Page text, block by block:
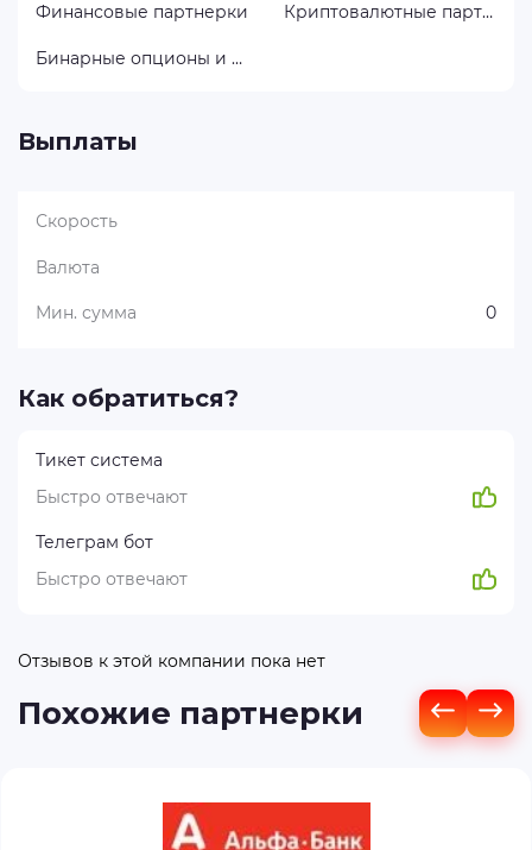
Финансовые партнерки Криптовалютные партнерки
Бинарные опционы и форекс
Выплаты
Скорость
Валюта
Мин. сумма 0
Как обратиться?
Тикет система
Быстро отвечают
Телеграм бот
Быстро отвечают
Отзывов к этой компании пока нет
Похожие партнерки